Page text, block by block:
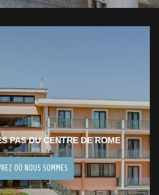
PAS DU CENTRE DE ROME
OÙ NOUS SOMMES